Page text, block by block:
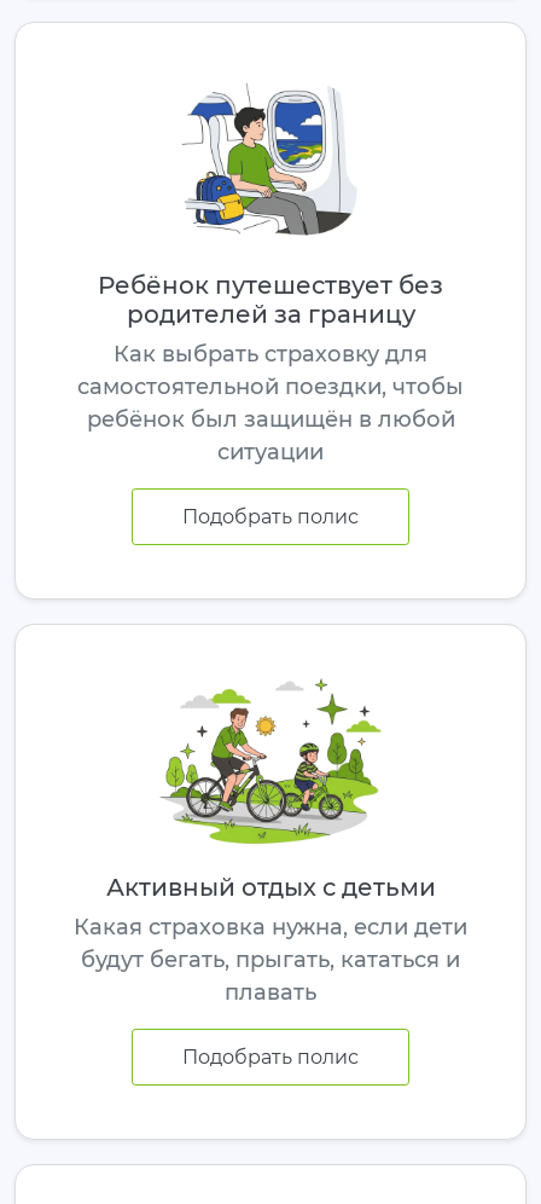
Ребёнок путешествует без
родителей за границу
Как выбрать страховку для
самостоятельной поездки, чтобы
ребёнок был защищён в любой
ситуации
Подобрать полис
Активный отдых с детьми
Какая страховка нужна, если дети
будут бегать, прыгать, кататься и
плавать
Подобрать полис